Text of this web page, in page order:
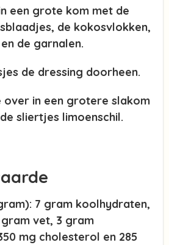
een grote kom met de
de kokosvlokken,
de garnalen.
de dressing doorheen.
over in een grotere slakom
sliertjes limoenschil.
7 gram koolhydraten,
vet, 3 gram
mg cholesterol en 285